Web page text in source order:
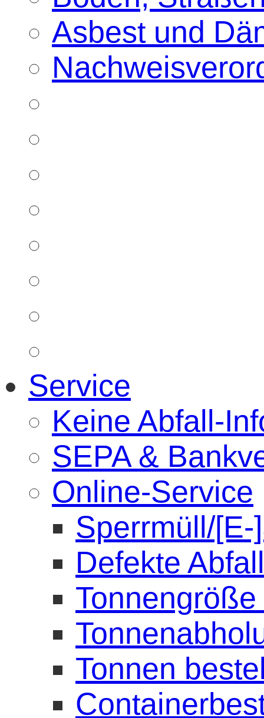
Asbest und
Service
Keine Abfall-
SEPA &
Online-Service
Sperrmüll/
Defekte
Tonnen